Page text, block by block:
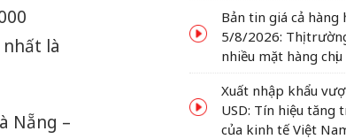
là
Nẵng –
Bản tin giá cả hàng
5/8/2026: Thị
nhiều mặt hàng
Xuất nhập khẩu
USD: Tín hiệu tăng
của kinh tế Việt